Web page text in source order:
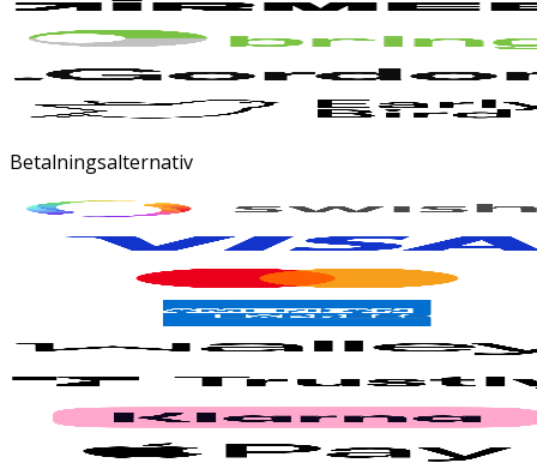
Betalningsalternativ